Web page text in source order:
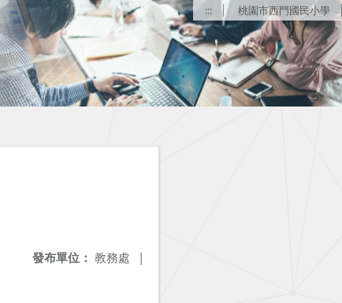
::: 桃園市西門國民小學
發布單位： 教務處 |